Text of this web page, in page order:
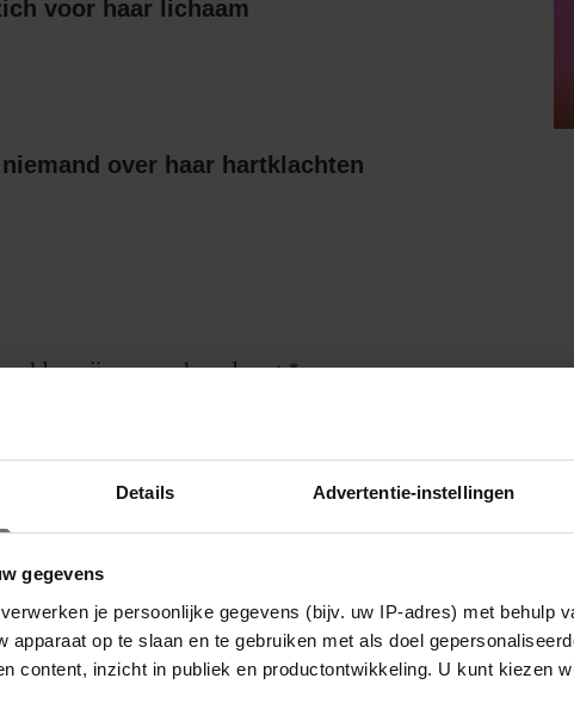
Details Advertentie-instellingen
gegevens
verwerken je persoonlijke gegevens (bijv. uw IP-adres) met behulp
apparaat op te slaan en te gebruiken met als doel
content, inzicht in publiek en productontwikkeling. U kunt kiezen
voor haar lichaam
over haar hartklachten
velden zijn gemarkeerd met*
gebruikt door de redactie om